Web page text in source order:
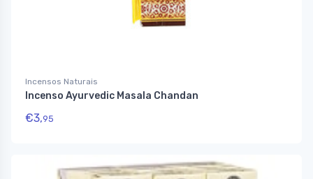
Incensos Naturais
Incenso Ayurvedic Masala Chandan
€3,95